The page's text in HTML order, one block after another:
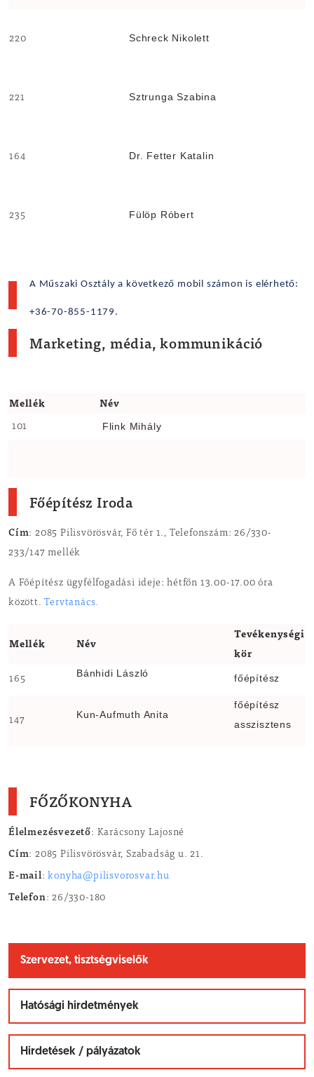
220
221
164
235
Schreck Nikolett
Sztrunga Szabina
Dr. Fetter Katalin
Fülöp Róbert
A Műszaki Osztály a következő mobil számon is elérhető:
+36-70-855-1179.
Marketing, média, kommunikáció
Mellék Név
101 Flink Mihály
Főépítész Iroda
Cím: 2085 Pilisvörösvár, Fő tér 1., Telefonszám: 26/330-
233/147 mellék
A Főépítész ügyfélfogadási ideje: hétfőn 13.00-17.00 óra
között. Tervtanács.
Mellék Név
Tevékenységi
kör
165
Bánhidi László főépítész
147
Kun-Aufmuth Anita
főépítész
asszisztens
FŐZŐKONYHA
Élelmezésvezető: Karácsony Lajosné
Cím: 2085 Pilisvörösvár, Szabadság u. 21.
E-mail:konyha@pilisvorosvar.hu
Telefon: 26/330-180
Szervezet, tisztségviselők
Hatósági hirdetmények
Hirdetések / pályázatok